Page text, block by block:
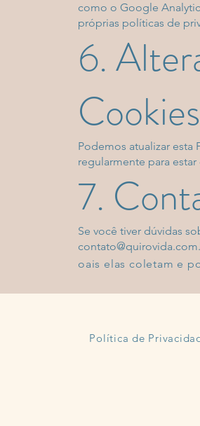
como o Google
próprias políticas de
6.
Cookies
Podemos atualizar
regularmente para
7.
Se você tiver dúvidas
oais elas coletam e
Política de